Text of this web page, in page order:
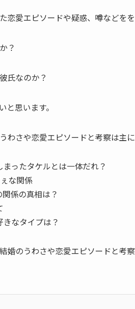
恋愛エピソードや疑惑、噂などを
？
氏なのか？
と思います。
わさや恋愛エピソードと考察は主に
ったタケルとは一体だれ？
な関係
係の真相は？
なタイプは？
婚のうわさや恋愛エピソードと考